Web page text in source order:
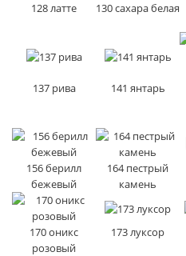
128 латте 130 сахара белая
137 рива 141 янтарь
156 берилл
бежевый
164 пестрый
камень
170 оникс
розовый
173 луксор